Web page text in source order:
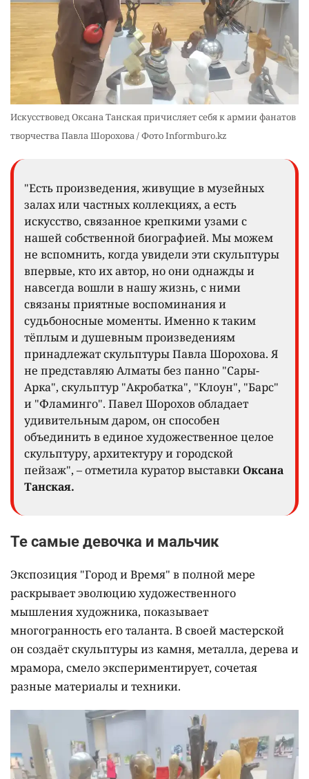
Искусствовед Оксана Танская причисляет себя к армии фанатов
творчества Павла Шорохова / Фото Informburo.kz
"Есть произведения, живущие в музейных
залах или частных коллекциях, а есть
искусство, связанное крепкими узами с
нашей собственной биографией. Мы можем
не вспомнить, когда увидели эти скульптуры
впервые, кто их автор, но они однажды и
навсегда вошли в нашу жизнь, с ними
связаны приятные воспоминания и
судьбоносные моменты. Именно к таким
тёплым и душевным произведениям
принадлежат скульптуры Павла Шорохова. Я
не представляю Алматы без панно "Сары-
Арка", скульптур "Акробатка", "Клоун", "Барс"
и "Фламинго". Павел Шорохов обладает
удивительным даром, он способен
объединить в единое художественное целое
скульптуру, архитектуру и городской
пейзаж", – отметила куратор выставкиОксана
Танская.
Те самые девочка и мальчик
Экспозиция "Город и Время" в полной мере
раскрывает эволюцию художественного
мышления художника, показывает
многогранность его таланта. В своей мастерской
он создаёт скульптуры из камня, металла, дерева и
мрамора, смело экспериментирует, сочетая
разные материалы и техники.